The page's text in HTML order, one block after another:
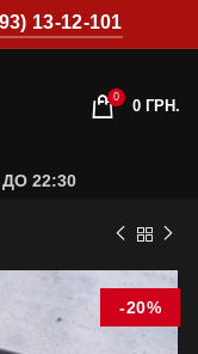
13-12-101
0
0 ГРН.
22:30
-20%